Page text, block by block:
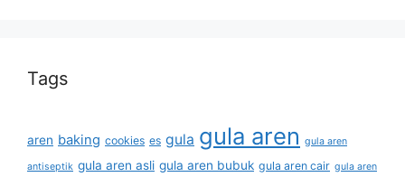
Tags
aren baking cookies es gula gula aren gula aren
antiseptik gula aren asli gula aren bubuk gula aren cair gula aren